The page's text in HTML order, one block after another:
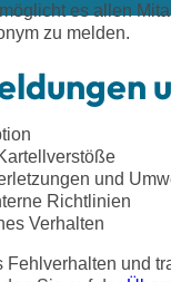
es allen
zu melden.
und
Richtlinien
Verhalten
Fehlverhalten und